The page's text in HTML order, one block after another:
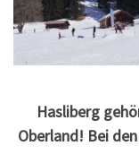
Hasliberg
Oberland! Bei